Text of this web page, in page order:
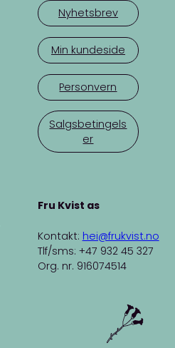
Nyhetsbrev
Min kundeside
Personvern
Salgsbetingels
er
Fru Kvist as
Kontakt: hei@frukvist.no
Tlf/sms: +47 932 45 327
Org. nr. 916074514